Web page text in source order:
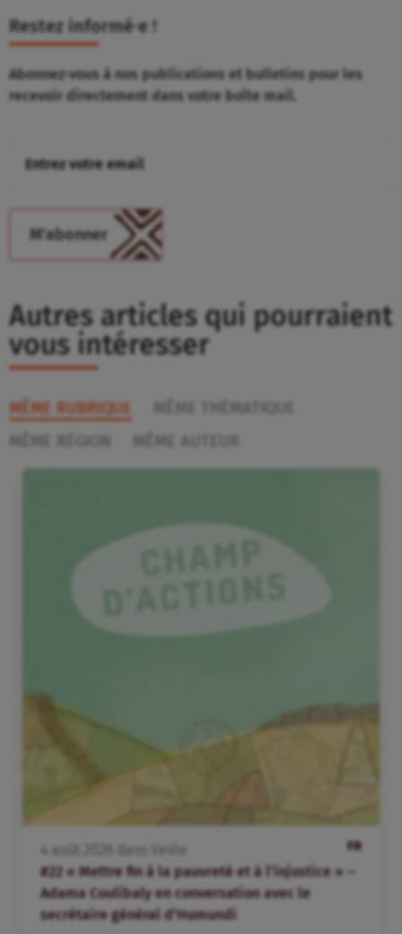
Restez informé⸱e !
Abonnez-vous à nos publications et bulletins pour les
recevoir directement dans votre boîte mail.
Autres articles qui pourraient
vous intéresser
MÊME RUBRIQUE
MÊME THÉMATIQUE
MÊME RÉGION
MÊME AUTEUR
FR
4 août dans
Veille
#22 « Mettre fin à la pauvreté et à l’injustice » –
Adama Coulibaly en conversation avec le
secrétaire général d’Humundi